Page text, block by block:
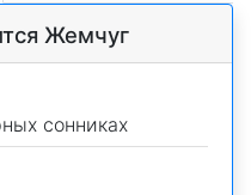
Жемчуг
сонниках